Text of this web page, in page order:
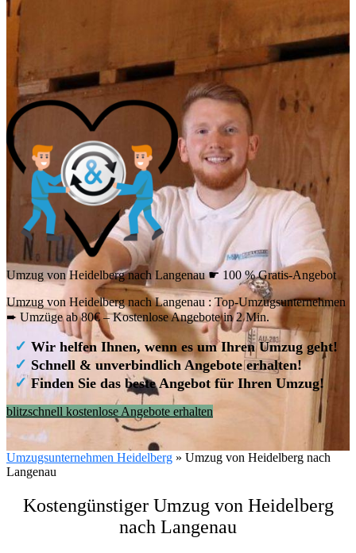
Umzug von Heidelberg nach Langenau ☛ 100 % Gratis-Angebot
Umzug von Heidelberg nach Langenau : Top-Umzugsunternehmen
➨ Umzüge ab 80€ – Kostenlose Angebote in 2 Min.
✓ Wir helfen Ihnen, wenn es um Ihren Umzug geht!
✓ Schnell & unverbindlich Angebote erhalten!
✓ Finden Sie das beste Angebot für Ihren Umzug!
blitzschnell kostenlose Angebote erhalten
Umzugsunternehmen Heidelberg » Umzug von Heidelberg nach
Langenau
Kostengünstiger Umzug von Heidelberg
nach Langenau